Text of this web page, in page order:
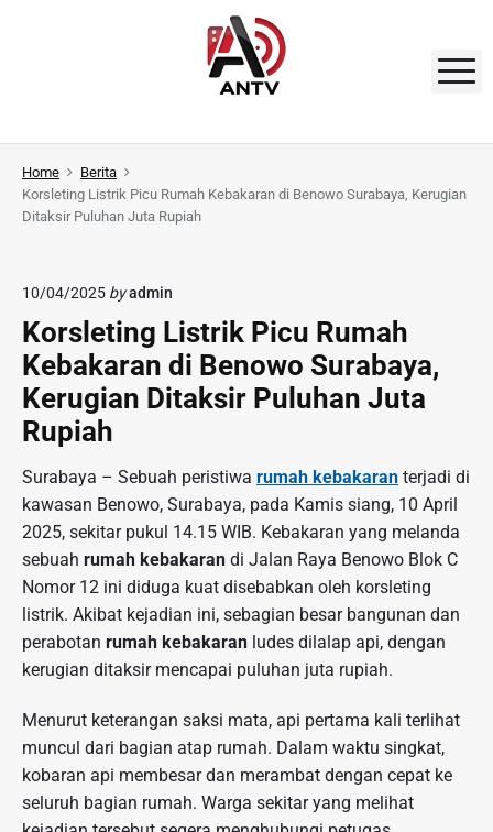
o
A
N
Home
Berita
Korsleting Listrik Picu Rumah Kebakaran di Benowo Surabaya, Kerugian
Ditaksir Puluhan Juta Rupiah
10/04/2025 byadmin
Korsleting Listrik Picu Rumah
Kebakaran di Benowo Surabaya,
Kerugian Ditaksir Puluhan Juta
Rupiah
Surabaya – Sebuah peristiwa rumah kebakaran terjadi di
kawasan Benowo, Surabaya, pada Kamis siang, 10 April
2025, sekitar pukul 14.15 WIB. Kebakaran yang melanda
sebuah rumah kebakaran di Jalan Raya Benowo Blok C
Nomor 12 ini diduga kuat disebabkan oleh korsleting
listrik. Akibat kejadian ini, sebagian besar bangunan dan
perabotan rumah kebakaran ludes dilalap api, dengan
kerugian ditaksir mencapai puluhan juta rupiah.
Menurut keterangan saksi mata, api pertama kali terlihat
muncul dari bagian atap rumah. Dalam waktu singkat,
kobaran api membesar dan merambat dengan cepat ke
seluruh bagian rumah. Warga sekitar yang melihat